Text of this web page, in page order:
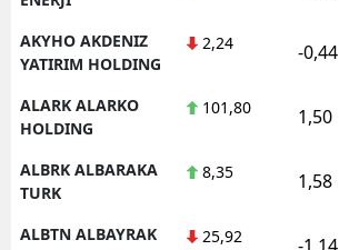
AKYHO AKDENIZ
YATIRIM HOLDING
2,24 -0,44
ALARK ALARKO
HOLDING
101,80 1,50
ALBRK ALBARAKA
TURK
8,35 1,58
ALBTN ALBAYRAK
25,92